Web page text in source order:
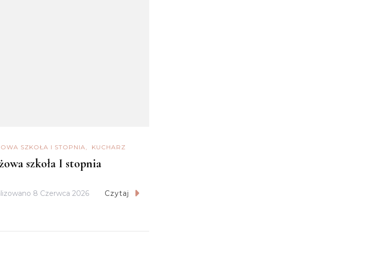
SZKOŁA I STOPNIA KUCHARZ
szkoła I stopnia
8 Czerwca 2026 Czytaj